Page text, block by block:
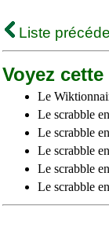
Liste
Voyez
Le
Le scrabble
Le scrabble
Le scrabble
Le scrabble
Le scrabble